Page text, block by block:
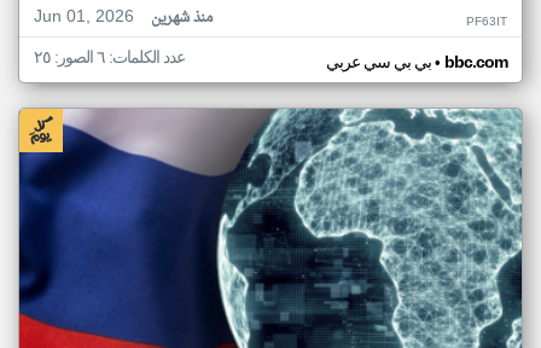
Jun 01, 2026
منذ شهرين PF63IT
بي بي سي عربي• bbc.com عدد الكلمات: ٦ الصور: ٢٥